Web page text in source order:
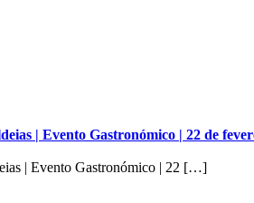
| Evento Gastronómico | 22 de
| Evento Gastronómico | 22 […]